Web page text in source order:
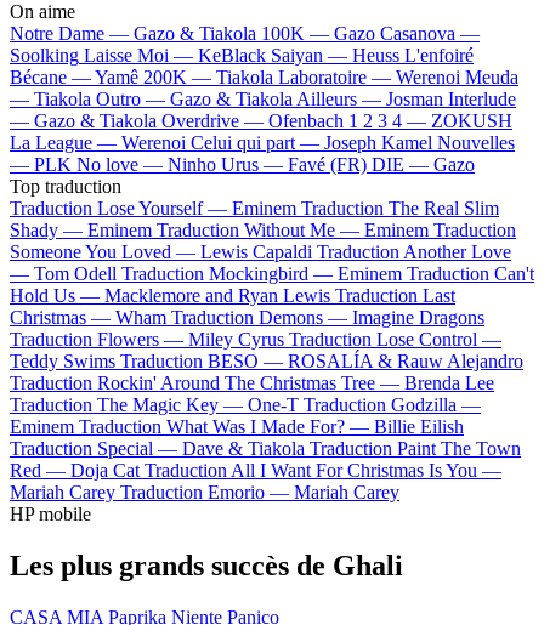
On aime
Notre Dame — Gazo & Tiakola 100K — Gazo Casanova —
Soolking Laisse Moi — KeBlack Saiyan — Heuss L'enfoiré
Bécane —Yamê 200K — Tiakola Laboratoire — Werenoi Meuda
— Tiakola Outro — Gazo & TiakolaAilleurs — Josman Interlude
— Gazo & Tiakola Overdrive — Ofenbach 1 2 3 4 — ZOKUSH
La League — Werenoi Celui qui part — Joseph Kamel Nouvelles
— PLK No love — Ninho Urus — Favé (FR) DIE — Gazo
Top traduction
Traduction Lose Yourself — Eminem Traduction The Real Slim
Shady — Eminem Traduction Without Me — Eminem Traduction
Someone You Loved — Lewis Capaldi Traduction Another Love
— Tom Odell Traduction Mockingbird — Eminem Traduction Can't
Hold Us — Macklemore and Ryan Lewis Traduction Last
Christmas — Wham Traduction Demons — Imagine Dragons
Traduction Flowers — Miley Cyrus Traduction Lose Control —
Teddy Swims Traduction BESO — ROSALÍA & Rauw Alejandro
Traduction Rockin' Around The Christmas Tree — Brenda Lee
Traduction The Magic Key — One-T Traduction Godzilla —
Eminem Traduction What Was I Made For? — Billie Eilish
Traduction Special — Dave & Tiakola Traduction Paint The Town
Red — Doja Cat Traduction All I Want For Christmas Is You —
Mariah Carey Traduction Emorio — Mariah Carey
HP mobile
Les plus grands succès de Ghali
CASA MIA Paprika Niente Panico